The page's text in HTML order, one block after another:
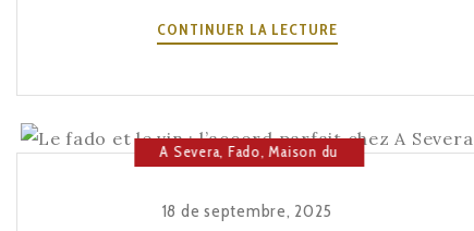
CONTINUER LA LECTUREUNE
OCTOBRE.
70
A Severa,Fado,Maison du
18 de septembre, 2025